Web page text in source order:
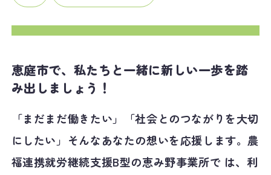
恵庭市で、私たちと一緒に新しい一歩を踏
み出しましょう！
「まだまだ働きたい」「社会とのつながりを大切
にしたい」そんなあなたの想いを応援します。農
福連携就労継続支援B型の恵み野事業所で は、利